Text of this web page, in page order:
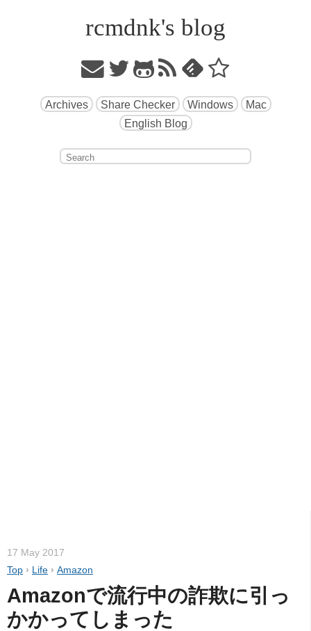
rcmdnk's blog
Archives Share Checker Windows
Mac
English Blog
17 May 2017
Top › Life › Amazon
Amazonで流行中の詐欺に引っ
かかってしまった